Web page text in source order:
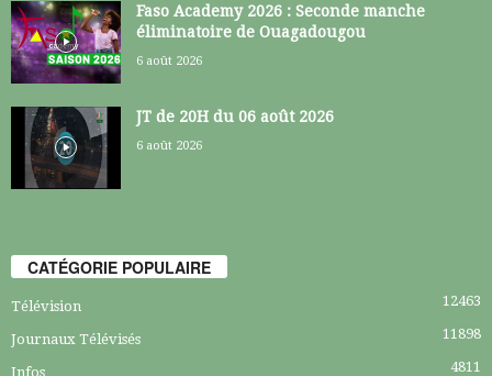
Faso Academy 2026 : Seconde manche
éliminatoire de Ouagadougou
6 août 2026
JT de 20H du 06 août 2026
6 août 2026
CATÉGORIE POPULAIRE
Télévision 12463
Journaux Télévisés 11898
Infos 4811